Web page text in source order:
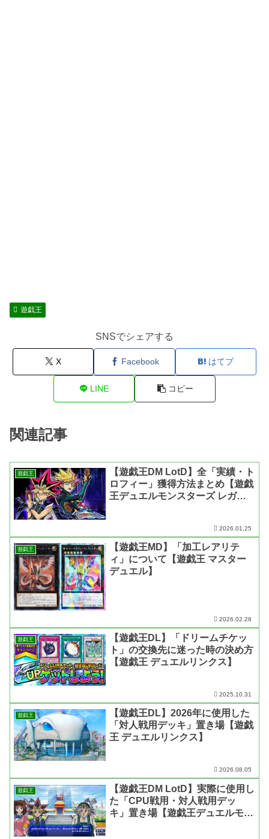
遊戯王
SNSでシェアする
X Facebook はてブ
LINE コピー
関連記事
遊戯王
【遊戯王DM LotD】全「実績・ト
ロフィー」獲得方法まとめ【遊戯
王デュエルモンスターズ レガシ
2026.01.25
遊戯王
【遊戯王MD】「加工レアリテ
ィ」について【遊戯王 マスター
デュエル】
2026.02.28
遊戯王
【遊戯王DL】「ドリームチケッ
ト」の交換先に迷った時の決め方
【遊戯王 デュエルリンクス】
2025.10.31
遊戯王
【遊戯王DL】2026年に使用した
「対人戦用デッキ」置き場【遊戯
王 デュエルリンクス】
2026.08.05
遊戯王
【遊戯王DM LotD】実際に使用し
た「CPU戦用・対人戦用デッ
キ」置き場【遊戯王デュエルモン